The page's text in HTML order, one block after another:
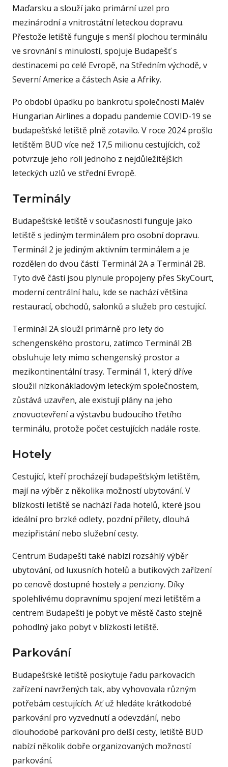
Maďarsku a slouží jako primární uzel pro
mezinárodní a vnitrostátní leteckou dopravu.
Přestože letiště funguje s menší plochou terminálu
ve srovnání s minulostí, spojuje Budapešť s
destinacemi po celé Evropě, na Středním východě, v
Severní Americe a částech Asie a Afriky.
Po období úpadku po bankrotu společnosti Malév
Hungarian Airlines a dopadu pandemie COVID-19 se
budapešťské letiště plně zotavilo. V roce 2024 prošlo
letištěm BUD více než 17,5 milionu cestujících, což
potvrzuje jeho roli jednoho z nejdůležitějších
leteckých uzlů ve střední Evropě.
Terminály
Budapešťské letiště v současnosti funguje jako
letiště s jediným terminálem pro osobní dopravu.
Terminál 2 je jediným aktivním terminálem a je
rozdělen do dvou částí: Terminál 2A a Terminál 2B.
Tyto dvě části jsou plynule propojeny přes SkyCourt,
moderní centrální halu, kde se nachází většina
restaurací, obchodů, salonků a služeb pro cestující.
Terminál 2A slouží primárně pro lety do
schengenského prostoru, zatímco Terminál 2B
obsluhuje lety mimo schengenský prostor a
mezikontinentální trasy. Terminál 1, který dříve
sloužil nízkonákladovým leteckým společnostem,
zůstává uzavřen, ale existují plány na jeho
znovuotevření a výstavbu budoucího třetího
terminálu, protože počet cestujících nadále roste.
Hotely
Cestující, kteří procházejí budapešťským letištěm,
mají na výběr z několika možností ubytování. V
blízkosti letiště se nachází řada hotelů, které jsou
ideální pro brzké odlety, pozdní přílety, dlouhá
mezipřistání nebo služební cesty.
Centrum Budapešti také nabízí rozsáhlý výběr
ubytování, od luxusních hotelů a butikových zařízení
po cenově dostupné hostely a penziony. Díky
spolehlivému dopravnímu spojení mezi letištěm a
centrem Budapešti je pobyt ve městě často stejně
pohodlný jako pobyt v blízkosti letiště.
Parkování
Budapešťské letiště poskytuje řadu parkovacích
zařízení navržených tak, aby vyhovovala různým
potřebám cestujících. Ať už hledáte krátkodobé
parkování pro vyzvednutí a odevzdání, nebo
dlouhodobé parkování pro delší cesty, letiště BUD
nabízí několik dobře organizovaných možností
parkování.